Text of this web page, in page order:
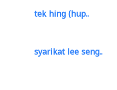
tek hing (hup..
syarikat lee seng..